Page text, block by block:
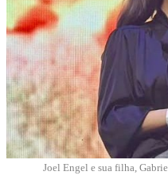
Joel Engel e sua filha,